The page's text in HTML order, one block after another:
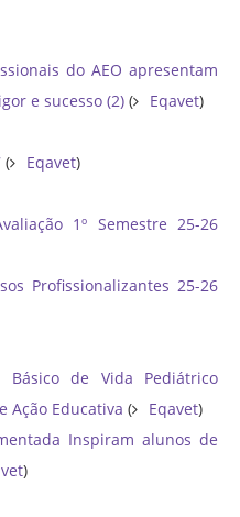
do AEO apresentam
e sucesso (2) ( Eqavet)
( Eqavet)
1º Semestre 25-26
Profissionalizantes 25-26
Básico de Vida Pediátrico
Ação Educativa ( Eqavet)
Inspiram alunos de
)